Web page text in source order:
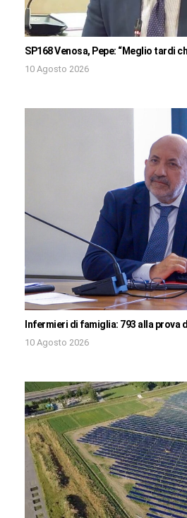
SP168 Venosa, Pepe: “Meglio tardi
10 Agosto 2026
Infermieri di famiglia: 793 alla prova
10 Agosto 2026